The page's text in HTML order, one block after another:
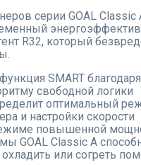
серии GOAL Classic
R32, который
SMART благодаря
свободной логики
оптимальный
и настройки скорости
повышенной
GOAL Classic A
или согреть